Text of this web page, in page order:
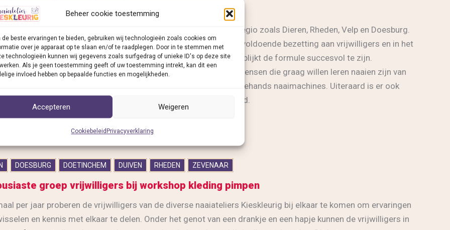
Beheer cookie toestemming
de beste ervaringen te bieden, gebruiken wij technologieën zoals cookies om
over je apparaat op te slaan en/of te raadplegen. Door in te stemmen met
technologieën kunnen wij gegevens zoals surfgedrag of unieke ID's op deze site
Als je geen toestemming geeft of uw toestemming intrekt, kan dit een
invloed hebben op bepaalde functies en mogelijkheden.
Accepteren Weigeren
Cookiebeleid Privacyverklaring
helpen bij atelier Kieskleurig?
starten weer de diverse naaiateliers Kieskleurig op in de regio zoals Dieren, Rheden, Velp en Doesburg.
jaren draaien de ateliers in Doesburg, Rheden en Dieren met voldoende bezetting aan vrijwilligers en in het
is er gestart met deze activiteit in de Zoomerij in Velp en daar blijkt de formule succesvol te zijn.
mensen met afstand tot de arbeidsmarkt, jongeren en mensen die graag willen leren naaien zijn van
Onder leiding van vrijwilligers wordt er genaaid op tweedehands naaimachines. Uiteraard is er ook
breien, haken en handwerken in de ruimste zin van het woord.
»
DOESBURG DOETINCHEM DUIVEN RHEDEN ZEVENAAR
groep vrijwilligers bij workshop kleding pimpen
per jaar proberen de vrijwilligers van de diverse naaiateliers Kieskleurig bij elkaar te komen om ervaringen
en kennis met elkaar te delen. Onder het genot van een drankje en een hapje kunnen de vrijwilligers in